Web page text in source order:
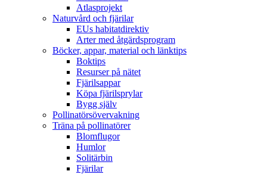
Atlasprojekt
Naturvård och fjärilar
EUs habitatdirektiv
Arter med åtgärdsprogram
Böcker, appar, material och länktips
Boktips
Resurser på nätet
Fjärilsappar
Köpa fjärilsprylar
Bygg själv
Pollinatörsövervakning
Träna på pollinatörer
Blomflugor
Humlor
Solitärbin
Fjärilar